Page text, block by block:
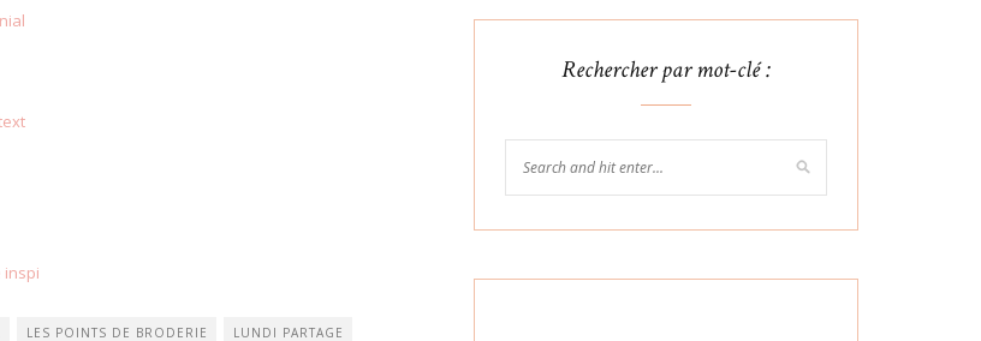
LES POINTS DE BRODERIE LUNDI PARTAGE
Rechercher par mot-clé :